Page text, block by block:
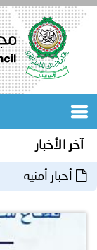
الرئيسية
المكاتب
آخر الأخبار
أخبار أمنية